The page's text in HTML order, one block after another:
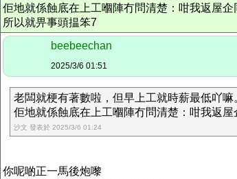
佢地就係蝕底在上工嗰陣冇問清楚：咁我返屋
所以就畀事頭揾笨7
beebeechan
2025/3/6 01:51
老闆就梗有著數啦，但早上工就時薪最低吖嘛
佢地就係蝕底在上工嗰陣冇問清楚：咁我返屋
沙文 發表於 2025/3/6 01:24
你呢啲正一馬後炮嚟